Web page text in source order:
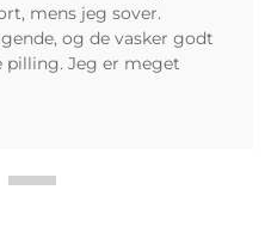
mens jeg sover.
og de vasker godt
pilling. Jeg er meget